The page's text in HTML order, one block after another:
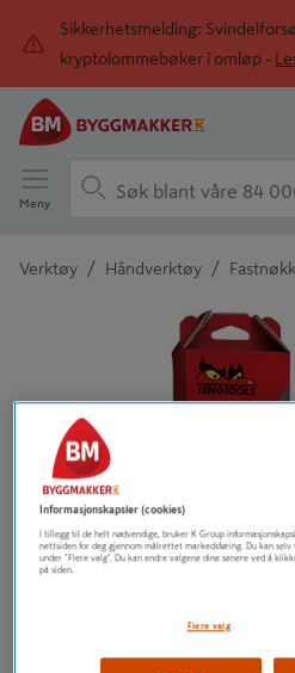
Sikkerhetsmelding:
kryptolommebøker i omløp -
Meny
Verktøy / Håndverktøy /
Detaljert beskrivelse finnes i
Informasjonskapsler (cookies)
I tillegg til de helt nødvendige, bruker K Group
nettsiden for deg gjennom målrettet markedsføring. Du kan
under "Flere valg". Du kan endre valgene dine senere ved å
på siden.
Flere valg